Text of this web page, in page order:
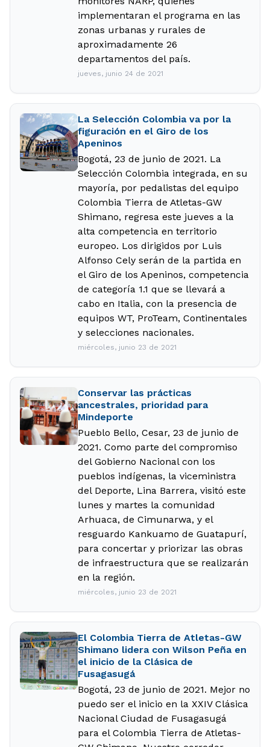
implementaran el programa en las
zonas urbanas y rurales de
aproximadamente 26
departamentos del país.
jueves, junio 24 de 2021
La Selección Colombia va por la
figuración en el Giro de los
Apeninos
Bogotá, 23 de junio de 2021. La
Selección Colombia integrada, en su
mayoría, por pedalistas del equipo
Colombia Tierra de Atletas-GW
Shimano, regresa este jueves a la
alta competencia en territorio
europeo. Los dirigidos por Luis
Alfonso Cely serán de la partida en
el Giro de los Apeninos, competencia
de categoría 1.1 que se llevará a
cabo en Italia, con la presencia de
equipos WT, ProTeam, Continentales
y selecciones nacionales.
miércoles, junio 23 de 2021
Conservar las prácticas
ancestrales, prioridad para
Mindeporte
Pueblo Bello, Cesar, 23 de junio de
2021. Como parte del compromiso
del Gobierno Nacional con los
pueblos indígenas, la viceministra
del Deporte, Lina Barrera, visitó este
lunes y martes la comunidad
Arhuaca, de Cimunarwa, y el
resguardo Kankuamo de Guatapurí,
para concertar y priorizar las obras
de infraestructura que se realizarán
en la región.
miércoles, junio 23 de 2021
El Colombia Tierra de Atletas-GW
Shimano lidera con Wilson Peña en
el inicio de la Clásica de
Fusagasugá
Bogotá, 23 de junio de 2021. Mejor no
puedo ser el inicio en la XXIV Clásica
Nacional Ciudad de Fusagasugá
para el Colombia Tierra de Atletas-